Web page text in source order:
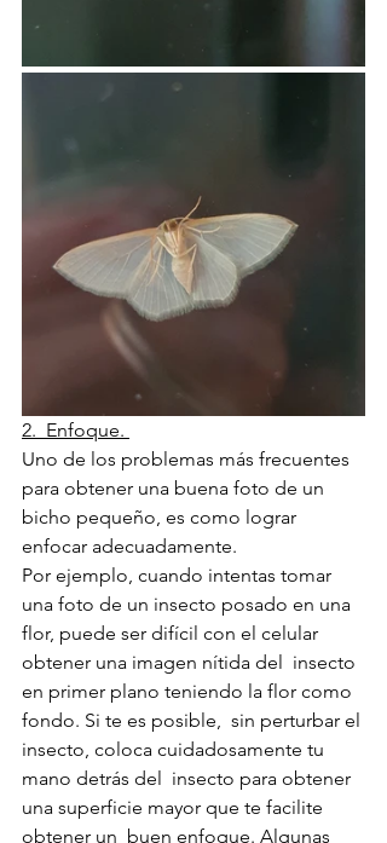
2.  Enfoque.
Uno de los problemas más frecuentes
para obtener una buena foto de un
bicho pequeño, es como lograr
enfocar adecuadamente.
Por ejemplo, cuando intentas tomar
una foto de un insecto posado en una
flor, puede ser difícil con el celular
obtener una imagen nítida del  insecto
en primer plano teniendo la flor como
fondo. Si te es posible,  sin perturbar el
insecto, coloca cuidadosamente tu
mano detrás del  insecto para obtener
una superficie mayor que te facilite
obtener un  buen enfoque. Algunas